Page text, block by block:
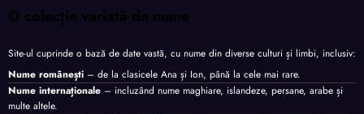
O colecție variată de nume
Site-ul cuprinde o bază de date vastă, cu nume din diverse culturi și limbi, inclusiv:
Nume românești – de la clasicele Ana și Ion, până la cele mai rare.
Nume internaționale – incluzând nume maghiare, islandeze, persane, arabe și
multe altele.